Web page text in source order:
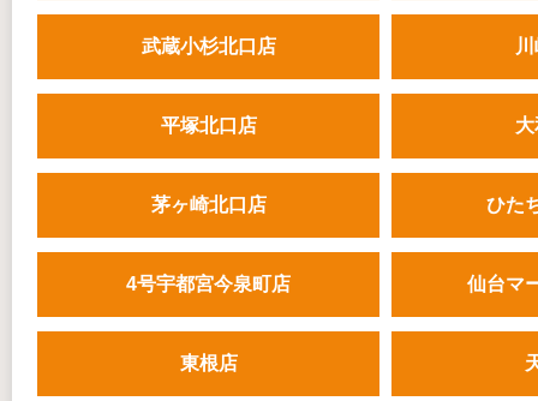
武蔵小杉北口店
平塚北口店
茅ヶ崎北口店 ひた
4号宇都宮今泉町店 仙台マ
東根店